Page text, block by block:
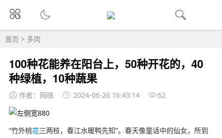
首页 > 多肉
100种花能养在阳台上，50种开花的，40
种绿植，10种蔬果
作者：网络 2024-06-26 16:43:14 62
“竹外桃花三两枝，春江水暖鸭先知”。春天像童话中的仙⼥，所到